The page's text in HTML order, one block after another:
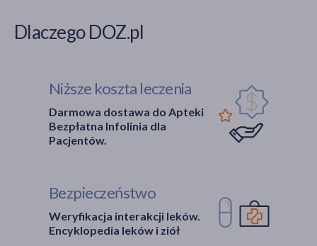
Dlaczego DOZ.pl
Niższe koszta leczenia
Darmowa dostawa do Apteki
Bezpłatna Infolinia dla
Pacjentów.
Bezpieczeństwo
Weryfikacja interakcji leków.
Encyklopedia leków i ziół